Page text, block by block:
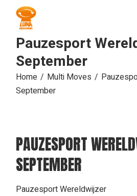
content
Pauzesport
September
Home Multi Moves
September
PAUZESPORT
SEPTEMBER
Pauzesport Wereldwijzer